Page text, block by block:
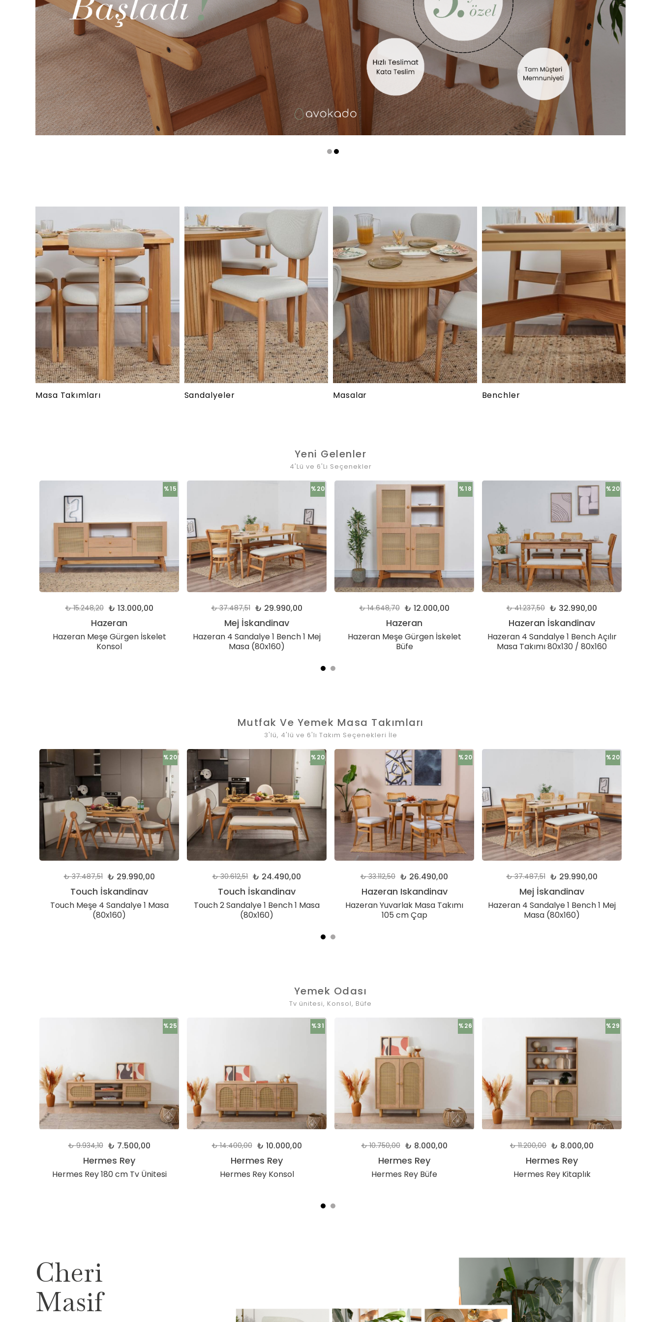
Masa Takımları Sandalyeler Masalar Benchler
Yeni Gelenler
4'Lü ve 6'Lı Seçenekler
%15
₺ 15.248,20 ₺ 13.000,00
Hazeran
Hazeran Meşe Gürgen İskelet
Konsol
%20
₺ 37.487,51 ₺ 29.990,00
Mej İskandinav
Hazeran 4 Sandalye 1 Bench 1 Mej
Masa (80x160)
%18
₺ 14.648,70 ₺ 12.000,00
Hazeran
Hazeran Meşe Gürgen İskelet
Büfe
%20
₺ 41.237,50 ₺ 32.990,00
Hazeran İskandinav
Hazeran 4 Sandalye 1 Bench Açılır
Masa Takımı 80x130 / 80x160
Mutfak Ve Yemek Masa Takımları
3'lü, 4'lü ve 6'lı Takım Seçenekleri İle
%20
₺ 37.487,51 ₺ 29.990,00
Touch İskandinav
Touch Meşe 4 Sandalye 1 Masa
(80x160)
%20
₺ 30.612,51 ₺ 24.490,00
Touch İskandinav
Touch 2 Sandalye 1 Bench 1 Masa
(80x160)
%20
₺ 33.112,50 ₺ 26.490,00
Hazeran Iskandinav
Hazeran Yuvarlak Masa Takımı
105 cm Çap
%20
₺ 37.487,51 ₺ 29.990,00
Mej İskandinav
Hazeran 4 Sandalye 1 Bench 1 Mej
Masa (80x160)
Yemek Odası
Tv ünitesi, Konsol, Büfe
%25
₺ 9.934,10 ₺ 7.500,00
Hermes Rey
Hermes Rey 180 cm Tv Ünitesi
%31
₺ 14.400,00 ₺ 10.000,00
Hermes Rey
Hermes Rey Konsol
%26
₺ 10.750,00 ₺ 8.000,00
Hermes Rey
Hermes Rey Büfe
%29
₺ 11.200,00 ₺ 8.000,00
Hermes Rey
Hermes Rey Kitaplık
Cheri
Masif